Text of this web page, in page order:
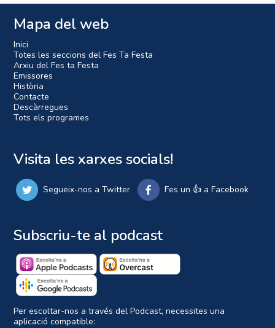
Mapa del web
Inici
Totes les seccions del Fes Ta Festa
Arxiu del Fes ta Festa
Emissores
Història
Contacte
Descàrregues
Tots els programes
Visita les xarxes socials!
Segueix-nos a Twitter Fes un 👍 a Facebook
Subscriu-te al podcast
Per escoltar-nos a través del Podcast, necessites una
aplicació compatible: